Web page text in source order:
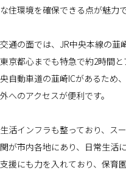
な住環境を確保できる点が魅力で
交通の面では、JR中央本線の韮
東京都心までも特急で約2時間
央自動車道の韮崎ICがあるため
外へのアクセスが便利です。
生活インフラも整っており、ス
関が市内各地にあり、日常生活
支援にも力を入れており、保育